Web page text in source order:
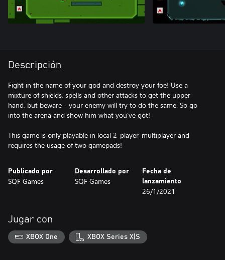
Descripción
Fight in the name of your god and destroy your foe! Use a
mixture of shields, spells and other attacks to get the upper
hand, but beware - your enemy will try to do the same. So go
into the arena and show him what you've got!
This game is only playable in local 2-player-multiplayer and
requires the usage of two gamepads!
Publicado por
SQF Games
Desarrollado por
SQF Games
Fecha de
lanzamiento
26/1/2021
Jugar con
XBOX One XBOX Series X|S